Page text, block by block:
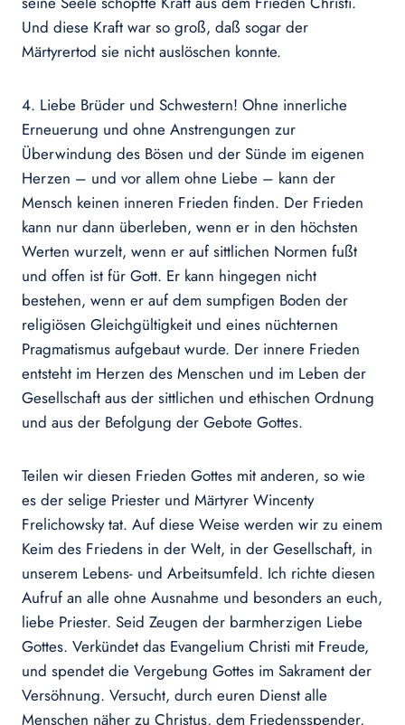
Und diese Kraft war so groß, daß sogar der
Märtyrertod sie nicht auslöschen konnte.
4. Liebe Brüder und Schwestern! Ohne innerliche
Erneuerung und ohne Anstrengungen zur
Überwindung des Bösen und der Sünde im eigenen
Herzen – und vor allem ohne Liebe – kann der
Mensch keinen inneren Frieden finden. Der Frieden
kann nur dann überleben, wenn er in den höchsten
Werten wurzelt, wenn er auf sittlichen Normen fußt
und offen ist für Gott. Er kann hingegen nicht
bestehen, wenn er auf dem sumpfigen Boden der
religiösen Gleichgültigkeit und eines nüchternen
Pragmatismus aufgebaut wurde. Der innere Frieden
entsteht im Herzen des Menschen und im Leben der
Gesellschaft aus der sittlichen und ethischen Ordnung
und aus der Befolgung der Gebote Gottes.
Teilen wir diesen Frieden Gottes mit anderen, so wie
es der selige Priester und Märtyrer Wincenty
Frelichowsky tat. Auf diese Weise werden wir zu einem
Keim des Friedens in der Welt, in der Gesellschaft, in
unserem Lebens- und Arbeitsumfeld. Ich richte diesen
Aufruf an alle ohne Ausnahme und besonders an euch,
liebe Priester. Seid Zeugen der barmherzigen Liebe
Gottes. Verkündet das Evangelium Christi mit Freude,
und spendet die Vergebung Gottes im Sakrament der
Versöhnung. Versucht, durch euren Dienst alle
Menschen näher zu Christus, dem Friedensspender,